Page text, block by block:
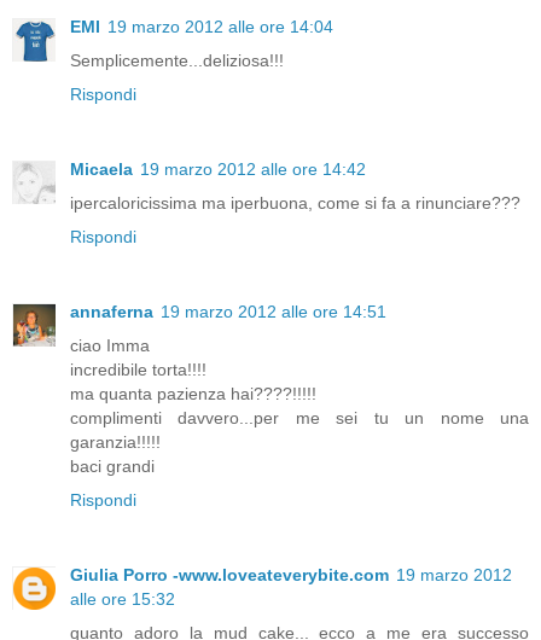
EMI 19 marzo 2012 alle ore 14:04
Semplicemente...deliziosa!!!
Rispondi
Micaela 19 marzo 2012 alle ore 14:42
ipercaloricissima ma iperbuona, come si fa a rinunciare???
Rispondi
annaferna 19 marzo 2012 alle ore 14:51
ciao Imma
incredibile torta!!!!
ma quanta pazienza hai????!!!!!
complimenti davvero...per me sei tu un nome una
garanzia!!!!!
baci grandi
Rispondi
Giulia Porro -www.loveateverybite.com 19 marzo 2012
alle ore 15:32
quanto adoro la mud cake... ecco a me era successo